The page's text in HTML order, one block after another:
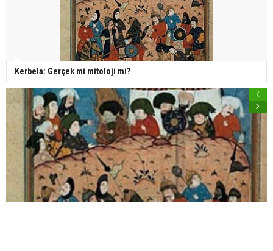
Kerbela: Gerçek mi mitoloji mi?